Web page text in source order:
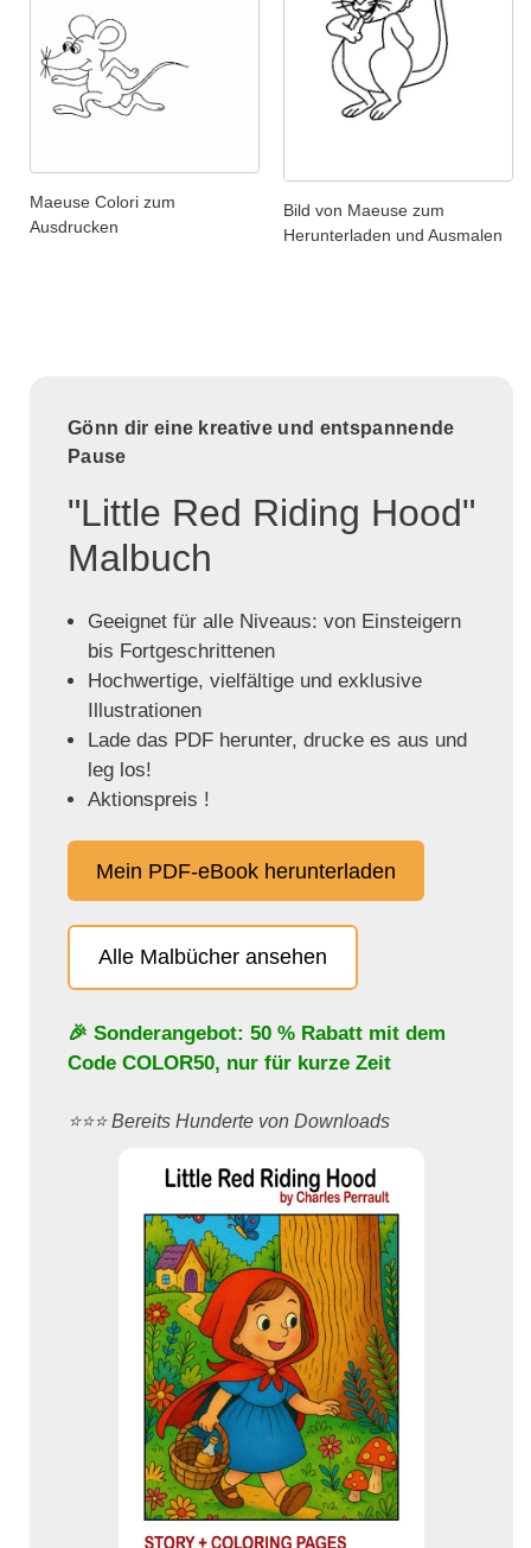
Maeuse Colori zum
Ausdrucken
Bild von Maeuse zum
Herunterladen und Ausmalen
Gönn dir eine kreative und entspannende
Pause
"Little Red Riding Hood"
Malbuch
Geeignet für alle Niveaus: von Einsteigern
bis Fortgeschrittenen
Hochwertige, vielfältige und exklusive
Illustrationen
Lade das PDF herunter, drucke es aus und
leg los!
Aktionspreis !
Mein PDF-eBook herunterladen
Alle Malbücher ansehen
🎉 Sonderangebot: 50 % Rabatt mit dem
Code COLOR50, nur für kurze Zeit
⭐️⭐️⭐️ Bereits Hunderte von Downloads